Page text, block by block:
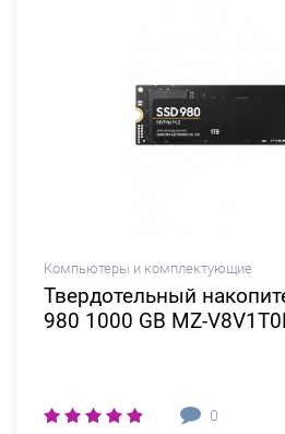
Компьютеры и комплектующие
Твердотельный
980 1000 GB MZ-
0